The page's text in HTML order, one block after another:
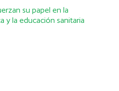
su papel en la
y la educación sanitaria